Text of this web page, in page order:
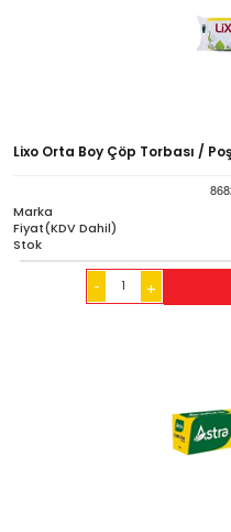
Lixo Orta Boy Çöp Torbası /
Marka
Fiyat(KDV Dahil)
Stok
- +